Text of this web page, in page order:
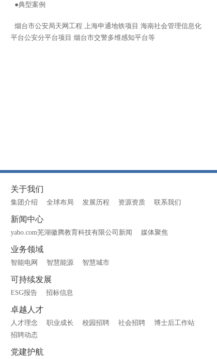
●典型案例
烟台市公安局天网工程 上海申通地铁项目 海南社会管理信息化
平台公安分平台项目 烟台市交警多维感知平台等
关于我们
集团介绍 全球布局 发展历程 资源资质 联系我们
新闻中心
yabo.com芜湖徽腾教育科技有限公司新闻 媒体聚焦
业务领域
智能电网 智慧能源 智慧城市
可持续发展
ESG报告 招标信息
卓越人才
人才理念 职业成长 校园招聘 社会招聘
博士后工作站
招聘动态
党建护航